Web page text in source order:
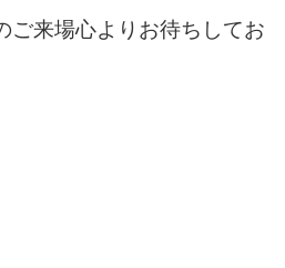
ご来場心よりお待ちしてお